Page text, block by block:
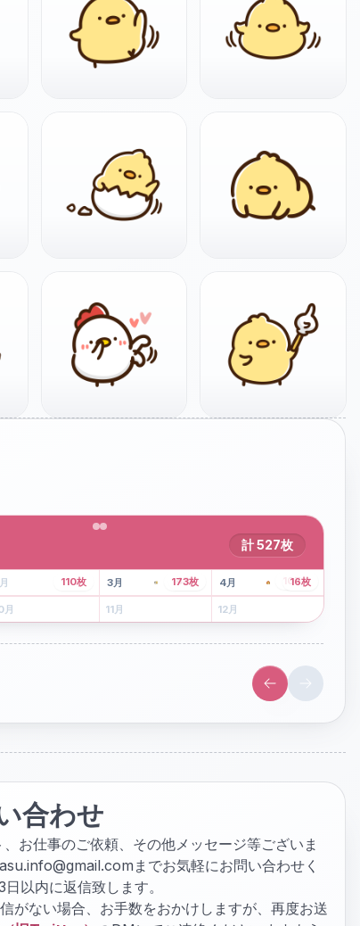
計527枚
月 3月 43枚 4月 107枚
月
110枚
7 月
173枚
8月
16枚
月 11月 12月
合わせ
お仕事のご依頼、その他メッセージ等ございま
までお気軽にお問い合わせく
以内に返信致します。
がない場合、お手数をおかけしますが、再度お送